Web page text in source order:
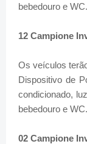
bebedouro e WC.
12 Campione
Os veículos
Dispositivo de
condicionado,
bebedouro e WC.
02 Campione